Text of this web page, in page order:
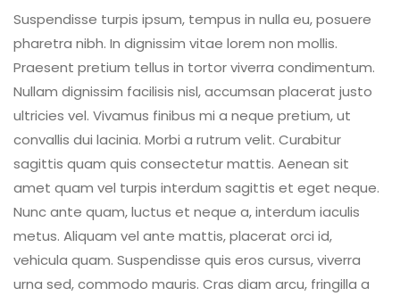
Suspendisse turpis ipsum, tempus in nulla eu, posuere
pharetra nibh. In dignissim vitae lorem non mollis.
Praesent pretium tellus in tortor viverra condimentum.
Nullam dignissim facilisis nisl, accumsan placerat justo
ultricies vel. Vivamus finibus mi a neque pretium, ut
convallis dui lacinia. Morbi a rutrum velit. Curabitur
sagittis quam quis consectetur mattis. Aenean sit
amet quam vel turpis interdum sagittis et eget neque.
Nunc ante quam, luctus et neque a, interdum iaculis
metus. Aliquam vel ante mattis, placerat orci id,
vehicula quam. Suspendisse quis eros cursus, viverra
urna sed, commodo mauris. Cras diam arcu, fringilla a